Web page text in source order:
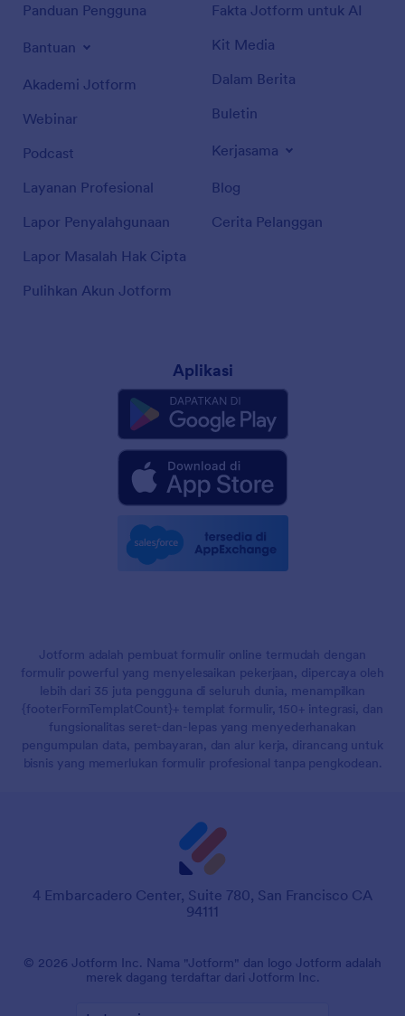
Panduan Pengguna
Bantuan
Akademi Jotform
Webinar
Podcast
Layanan Profesional
Lapor Penyalahgunaan
Lapor Masalah Hak Cipta
Pulihkan Akun Jotform
Fakta Jotform untuk AI
Kit Media
Dalam Berita
Buletin
Kerjasama
Blog
Cerita Pelanggan
Aplikasi
Jotform adalah pembuat formulir online termudah dengan
formulir powerful yang menyelesaikan pekerjaan, dipercaya oleh
lebih dari 35 juta pengguna di seluruh dunia, menampilkan
{footerFormTemplatCount}+ templat formulir, 150+ integrasi, dan
fungsionalitas seret-dan-lepas yang menyederhanakan
pengumpulan data, pembayaran, dan alur kerja, dirancang untuk
bisnis yang memerlukan formulir profesional tanpa pengkodean.
4 Embarcadero Center, Suite 780, San Francisco CA
94111
© 2026 Jotform Inc. Nama "Jotform" dan logo Jotform adalah
merek dagang terdaftar dari Jotform Inc.